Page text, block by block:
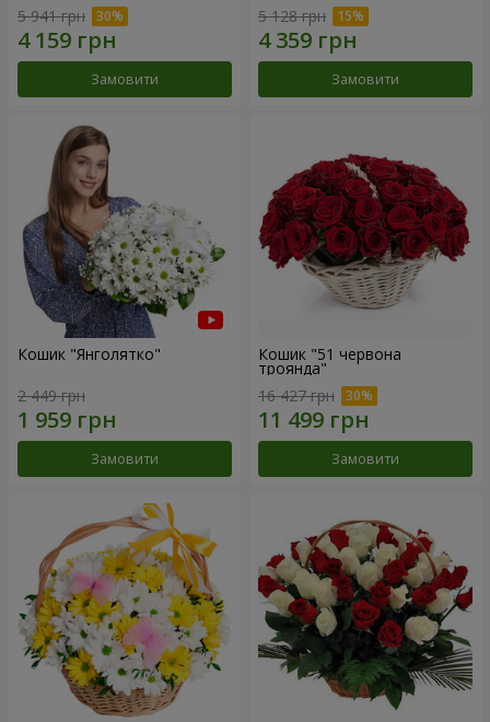
5 941 грн
Замовити
5 128 грн
Замовити
Кошик "Янголятко"
2 449 грн
Замовити
Кошик "51 червона
троянда"
16 427 грн
Замовити